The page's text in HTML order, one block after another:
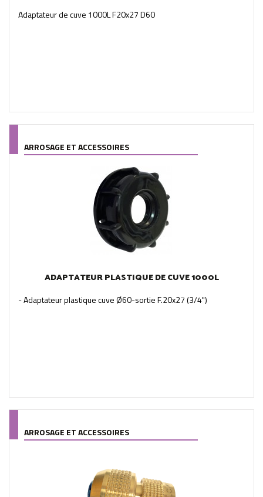
Adaptateur de cuve 1000L F20x27 D60
ARROSAGE ET ACCESSOIRES
ADAPTATEUR PLASTIQUE DE CUVE 1000L
- Adaptateur plastique cuve Ø60-sortie F.20x27 (3/4")
ARROSAGE ET ACCESSOIRES